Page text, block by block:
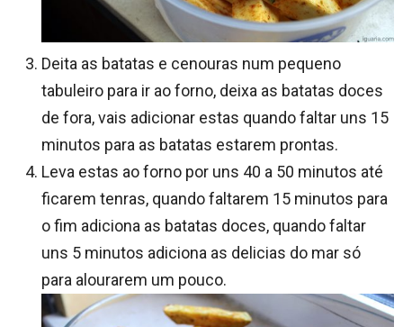
Deita as batatas e cenouras num pequeno
tabuleiro para ir ao forno, deixa as batatas doces
de fora, vais adicionar estas quando faltar uns 15
minutos para as batatas estarem prontas.
Leva estas ao forno por uns 40 a 50 minutos até
ficarem tenras, quando faltarem 15 minutos para
o fim adiciona as batatas doces, quando faltar
uns 5 minutos adiciona as delicias do mar só
para alourarem um pouco.